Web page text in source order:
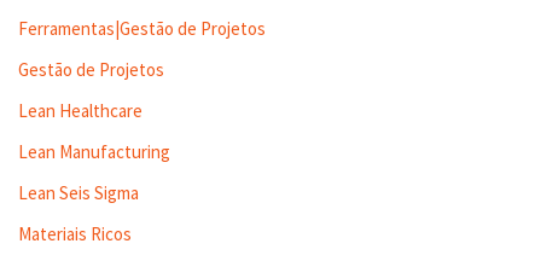
Ferramentas|Gestão de Projetos
Gestão de Projetos
Lean Healthcare
Lean Manufacturing
Lean Seis Sigma
Materiais Ricos